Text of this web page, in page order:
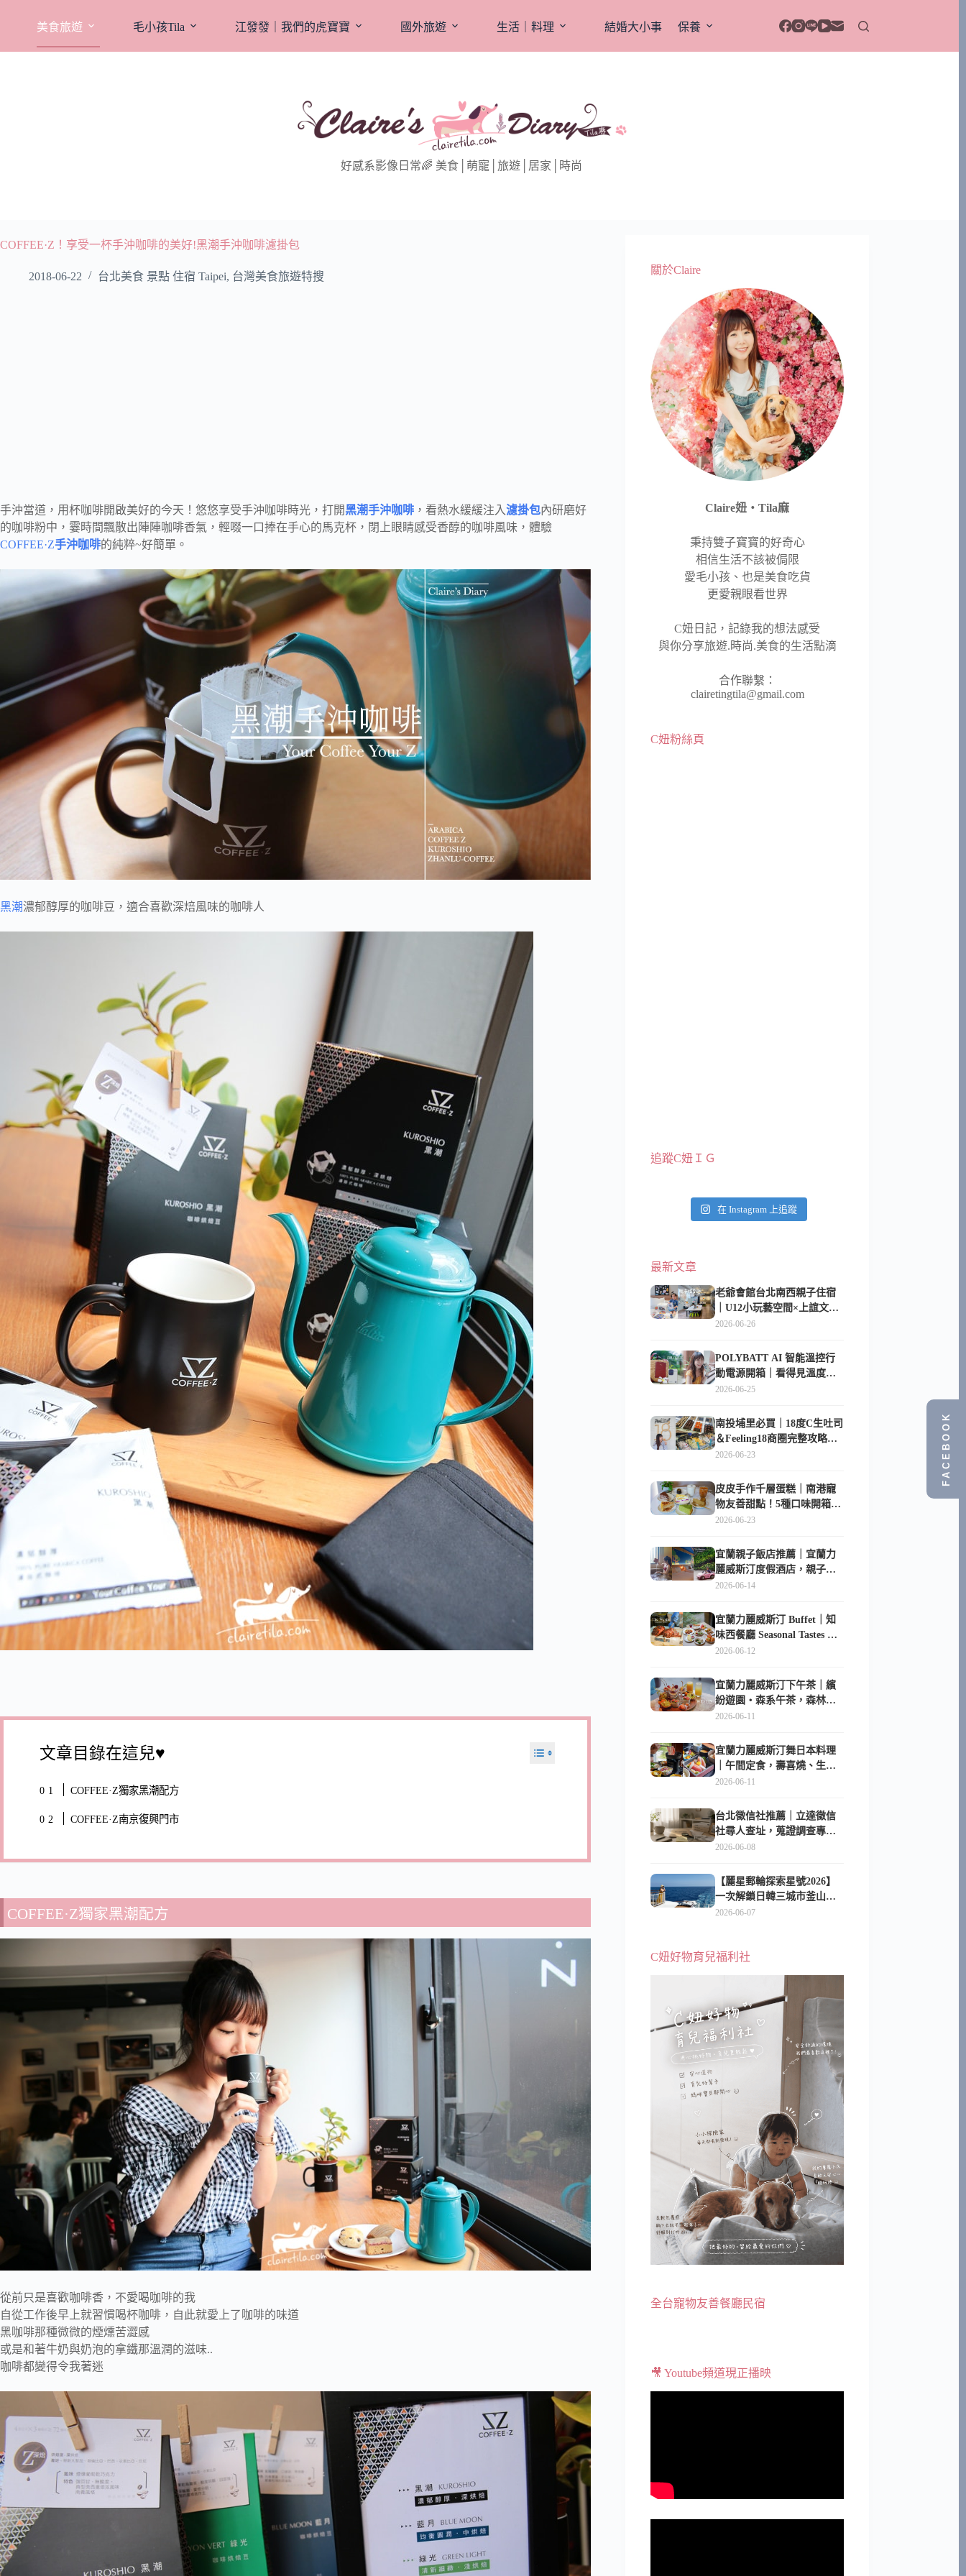
美食旅遊 毛小孩Tila 江發發｜我們的虎寶寶 國外旅遊 生活｜料理 結婚大小事 保養
好感系影像日常🌈 美食│萌寵│旅遊│居家│時尚
COFFEE·Z！享受一杯手沖咖啡的美好!黑潮手沖咖啡濾掛包
2018-06-22 台北美食 景點 住宿 Taipei, 台灣美食旅遊特搜
手沖當道，用杯咖啡開啟美好的今天！悠悠享受手沖咖啡時光，打開黑潮手沖咖啡 ，看熱水緩緩注入濾掛包內研磨好
的咖啡粉中，霎時間飄散出陣陣咖啡香氣，輕啜一口捧在手心的馬克杯，閉上眼睛感受香醇的咖啡風味，體驗
COFFEE·Z手沖咖啡的純粹~好簡單。
黑潮濃郁醇厚的咖啡豆，適合喜歡深焙風味的咖啡人
文章目錄在這兒♥
COFFEE·Z獨家黑潮配方
COFFEE·Z南京復興門市
COFFEE·Z獨家黑潮配方
從前只是喜歡咖啡香，不愛喝咖啡的我
自從工作後早上就習慣喝杯咖啡，自此就愛上了咖啡的味道
黑咖啡那種微微的煙燻苦澀感
或是和著牛奶與奶泡的拿鐵那溫潤的滋味..
咖啡都變得令我著迷
關於Claire
Claire妞‧Tila麻
秉持雙子寶寶的好奇心
相信生活不該被侷限
愛毛小孩、也是美食吃貨
更愛親眼看世界
C妞日記，記錄我的想法感受
與你分享旅遊.時尚.美食的生活點滴
合作聯繫：
clairetingtila@gmail.com
C妞粉絲頁
追蹤C妞ＩＧ
在 Instagram 上追蹤
最新文章
老爺會館台北南西親子住宿
｜U12小玩藝空間×上誼文
化，暑假帶孩子這樣玩
2026-06-26
POLYBATT AI 智能溫控行
動電源開箱｜看得見溫度與
電量，外出更安心的
2026-06-25
南投埔里必買｜18度C生吐司
＆Feeling18商圈完整攻略，
在地人帶路這樣逛
2026-06-23
皮皮手作千層蛋糕｜南港寵
物友善甜點！5種口味開箱，
比Lady M便宜一半的台北隱
2026-06-23
宜蘭親子飯店推薦｜宜蘭力
麗威斯汀度假酒店，親子
房、Buffet、泳池、兒童俱樂
2026-06-14
宜蘭力麗威斯汀 Buffet｜知
味西餐廳 Seasonal Tastes 晚
餐早餐吃什麼？
2026-06-12
宜蘭力麗威斯汀下午茶｜繽
紛遊園・森系午茶，森林系
甜點超好拍
2026-06-11
宜蘭力麗威斯汀舞日本料理
｜午間定食，壽喜燒、生魚
片與日式包廂空間
2026-06-11
台北徵信社推薦｜立達徵信
社尋人查址，蒐證調查專家
陪你找回失聯的家人
2026-06-08
【麗星郵輪探索星號2026】
一次解鎖日韓三城市釜山、
長崎、那霸｜餐點升級、表
2026-06-07
C妞好物育兒福利社
全台寵物友善餐廳民宿
🎥 Youtube頻道現正播映
FACEBOOK